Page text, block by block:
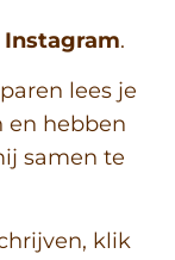
Instagram.
lees je
en hebben
samen te
klik